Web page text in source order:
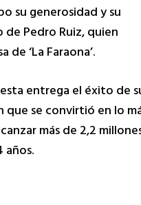
su generosidad y su
Pedro Ruiz, quien
‘La Faraona’.
entrega el éxito de
que se convirtió en lo
más de 2,2